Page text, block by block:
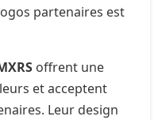
partenaires est
offrent une
et acceptent
Leur design